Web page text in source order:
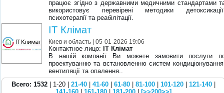
працює згідно з державними медичними стандартами
використовує перевірені методики
психотерапії та реабілітації.
ІТ Клімат
Киев и область | 05-01-2026 19:06
Контактное лицо: ІТ Клімат
В нашій компанії Ви можете замовити послуги
проектуванню та встановленню систем
вентиляції та опалення..
Всего: 1532 | 1-20 | 21-40 41-60 61-80 81-100 101-120 121-140